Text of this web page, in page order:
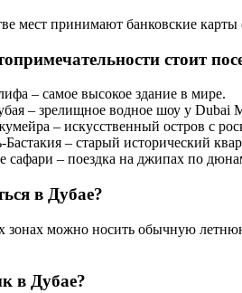
мест принимают банковские
стоит
– самое высокое здание в мире.
– зрелищное водное шоу у Dubai
– искусственный остров с
– старый исторический
сафари – поездка на джипах по
в Дубае?
зонах можно носить обычную
в Дубае?